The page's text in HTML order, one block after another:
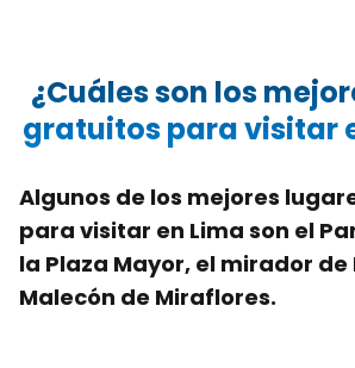
¿Cuáles son los
gratuitos para visitar
Algunos de los mejores
para visitar en Lima son el
la Plaza Mayor, el mirador
Malecón de Miraflores.